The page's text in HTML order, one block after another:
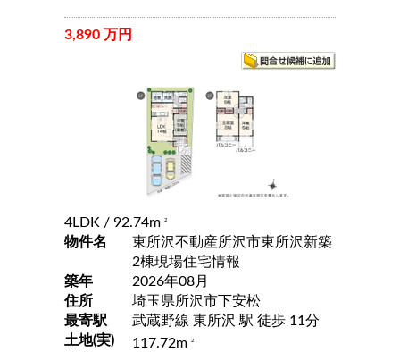
3,890 万円
4LDK / 92.74m 2
物件名
東所沢不動産所沢市東所沢新築
2棟現場住宅情報
築年
2026年08月
住所
埼玉県所沢市下安松
最寄駅
武蔵野線 東所沢 駅 徒歩 11分
土地(実)
117.72m 2